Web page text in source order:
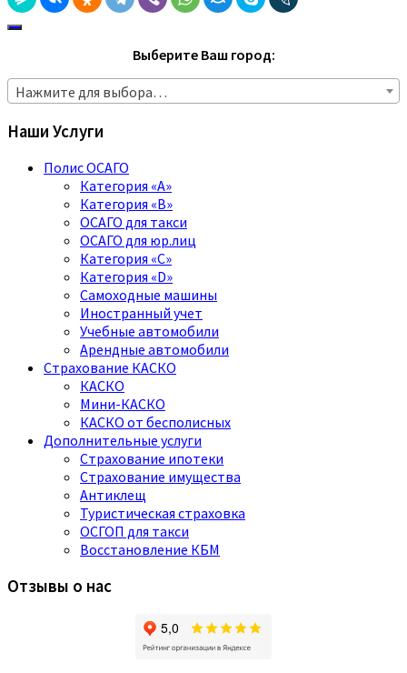
Выберите Ваш город:
Нажмите для выбора…
Наши Услуги
Полис ОСАГО
Категория «A»
Категория «B»
ОСАГО для такси
ОСАГО для юр.лиц
Категория «C»
Категория «D»
Самоходные машины
Иностранный учет
Учебные автомобили
Арендные автомобили
Страхование КАСКО
КАСКО
Мини-КАСКО
КАСКО от бесполисных
Дополнительные услуги
Страхование ипотеки
Страхование имущества
Антиклещ
Туристическая страховка
ОСГОП для такси
Восстановление КБМ
Отзывы о нас